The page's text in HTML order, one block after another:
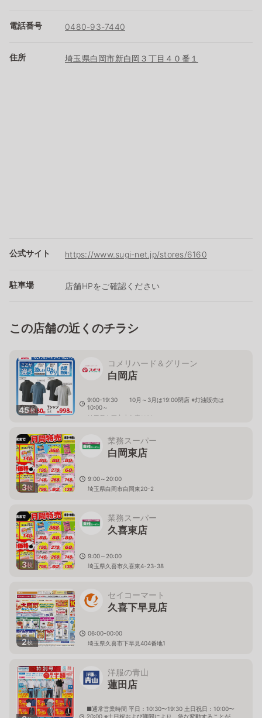
電話番号 0480-93-7440
住所 埼玉県白岡市新白岡３丁目４０番１
公式サイト https://www.sugi-net.jp/stores/6160
駐車場 店舗HPをご確認ください
この店舗の近くのチラシ
45枚
コメリハード＆グリーン
白岡店
9:00-19:30 10月～3月は19:00閉店 ※灯油販売は
10:00～
埼玉県白岡市小久喜1130
3枚
業務スーパー
白岡東店
9:00～20:00
埼玉県白岡市白岡東20-2
3枚
業務スーパー
久喜東店
9:00～20:00
埼玉県久喜市久喜東4-23-38
2枚
セイコーマート
久喜下早見店
06:00-00:00
埼玉県久喜市下早見404番地1
洋服の青山
蓮田店
■通常営業時間 平日：10:30〜19:30 土日祝日：10:00〜
20:00 ※土日祝および期間により、急な変動することが